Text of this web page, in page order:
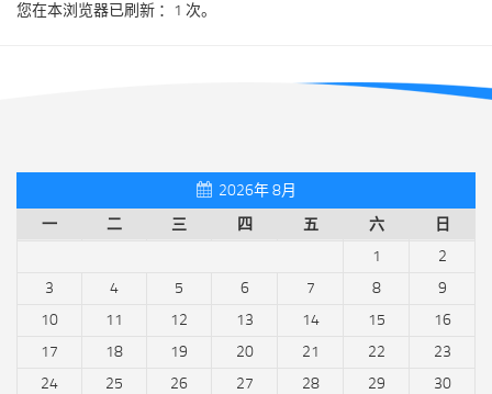
您在本浏览器已刷新 ：1 次。
2026年 8月
一
二 三 四 五 六 日
1
2
3
4 5 6 7 8
9
10
11 12 13 14 15
16
17
18 19 20 21 22
23
24
25 26 27 28 29
30